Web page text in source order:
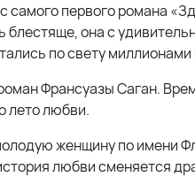
первого романа
она с
по свету
Франсуазы Саган.
лето любви.
женщину по имени
любви сменяется